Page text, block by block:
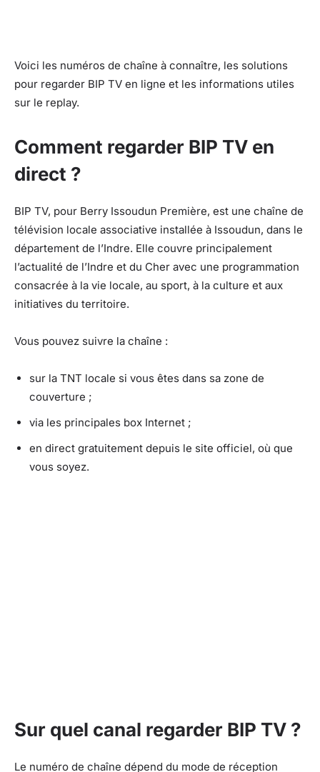
Voici les numéros de chaîne à connaître, les solutions
pour regarder BIP TV en ligne et les informations utiles
sur le replay.
Comment regarder BIP TV en
direct ?
BIP TV, pour Berry Issoudun Première, est une chaîne de
télévision locale associative installée à Issoudun, dans le
département de l’Indre. Elle couvre principalement
l’actualité de l’Indre et du Cher avec une programmation
consacrée à la vie locale, au sport, à la culture et aux
initiatives du territoire.
Vous pouvez suivre la chaîne :
sur la TNT locale si vous êtes dans sa zone de
couverture ;
via les principales box Internet ;
en direct gratuitement depuis le site officiel, où que
vous soyez.
Sur quel canal regarder BIP TV ?
Le numéro de chaîne dépend du mode de réception